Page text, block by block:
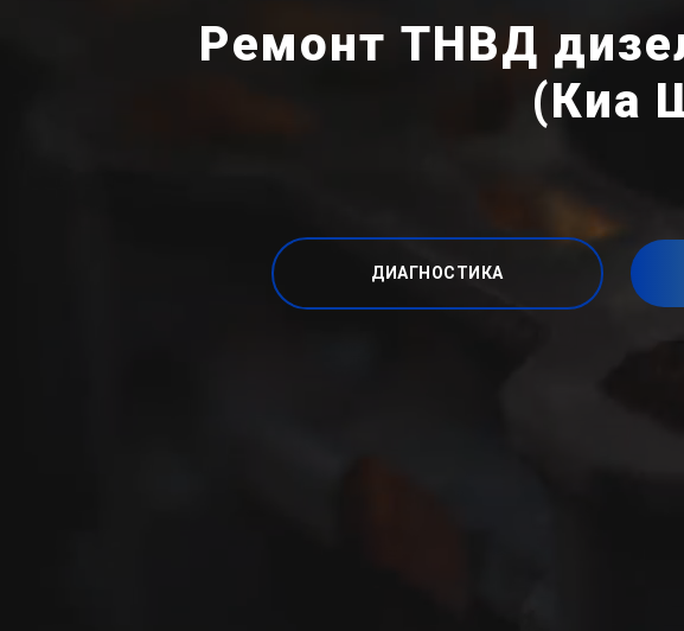
Ремонт ТНВД
(Киа
ДИАГНОСТИКА